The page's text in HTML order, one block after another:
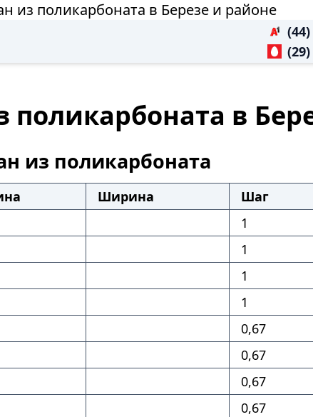
из поликарбоната в Березе и районе
поликарбоната в
из поликарбоната
Ширина Шаг
1
1
1
1
0,67
0,67
0,67
0,67